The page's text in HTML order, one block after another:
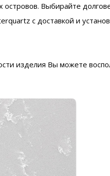
островов. Выбирайте
с доставкой и
изделия Вы можете